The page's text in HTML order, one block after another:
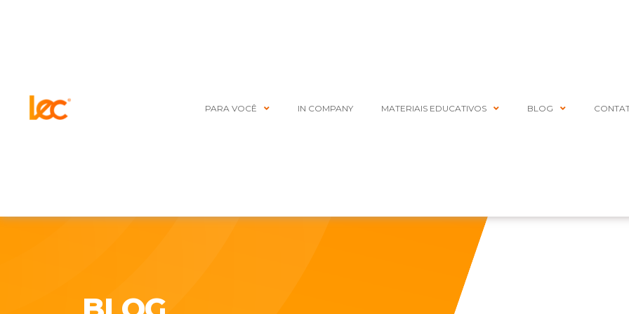
PARA VOCÊ IN COMPANY MATERIAIS EDUCATIVOS BLOG